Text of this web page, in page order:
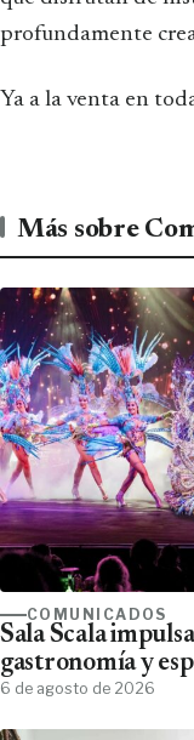
profundamente
Ya a la venta en
Más sobre
COMUNICADOS
Sala Scala
gastronomía y
6 de agosto de 2026